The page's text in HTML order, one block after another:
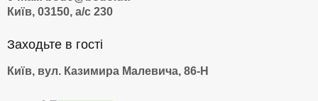
Київ, 03150, а/с 230
Заходьте в гості
Київ, вул. Казимира Малевича, 86-Н